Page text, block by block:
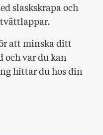
slaskskrapa och
att minska ditt
och var du kan
hittar du hos din